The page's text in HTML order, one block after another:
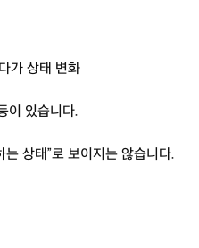
가 상태 변화
이 있습니다.
상태”로 보이지는 않습니다.